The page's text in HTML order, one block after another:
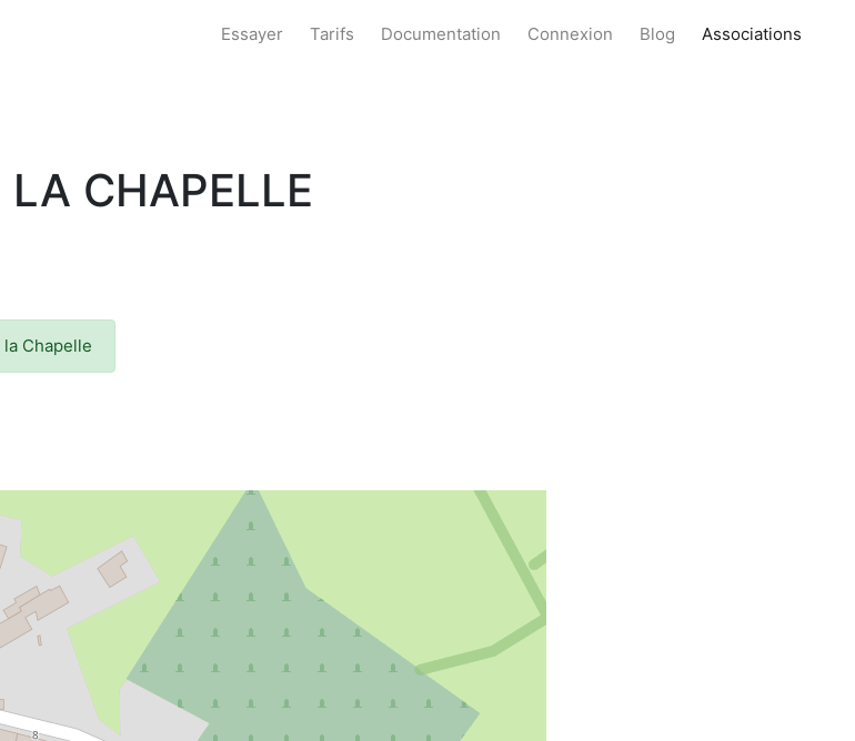
Essayer Tarifs Documentation Connexion Blog Associations
CHAPELLE
Chapelle